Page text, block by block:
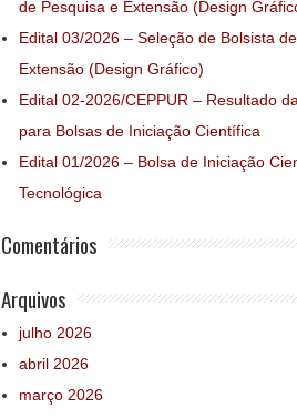
de Pesquisa e Extensão (Design
Edital 03/2026 – Seleção de Bolsista
Extensão (Design Gráfico)
Edital 02-2026/CEPPUR – Resultado
para Bolsas de Iniciação Científica
Edital 01/2026 – Bolsa de Iniciação
Tecnológica
Comentários
Arquivos
julho 2026
abril 2026
março 2026